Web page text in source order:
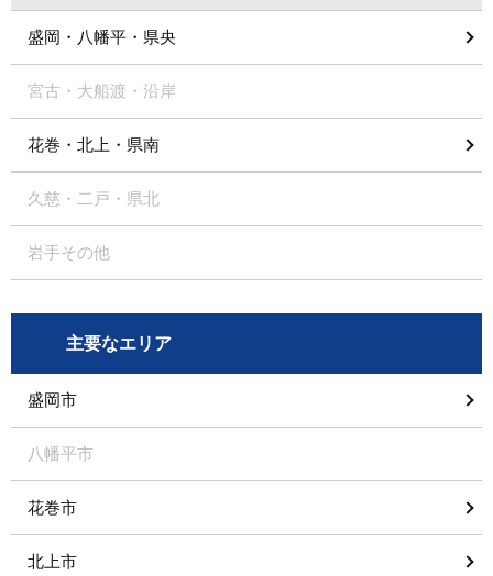
盛岡・八幡平・県央
宮古・大船渡・沿岸
花巻・北上・県南
久慈・二戸・県北
岩手その他
主要なエリア
盛岡市
八幡平市
花巻市
北上市